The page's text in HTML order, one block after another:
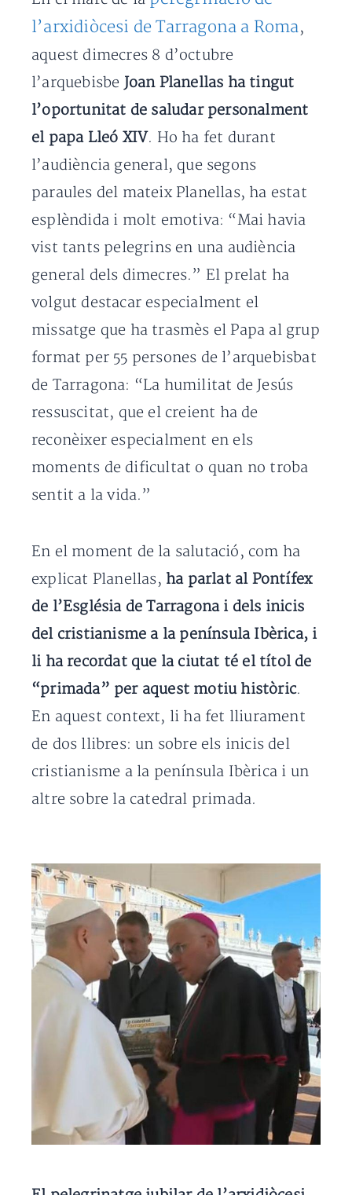
l’arxidiòcesi de Tarragona a Roma,
aquest dimecres 8 d’octubre
l’arquebisbe Joan Planellas ha tingut
l’oportunitat de saludar personalment
el papa Lleó XIV. Ho ha fet durant
l’audiència general, que segons
paraules del mateix Planellas, ha estat
esplèndida i molt emotiva: “Mai havia
vist tants pelegrins en una audiència
general dels dimecres.” El prelat ha
volgut destacar especialment el
missatge que ha trasmès el Papa al grup
format per 55 persones de l’arquebisbat
de Tarragona: “La humilitat de Jesús
ressuscitat, que el creient ha de
reconèixer especialment en els
moments de dificultat o quan no troba
sentit a la vida.”
En el moment de la salutació, com ha
explicat Planellas, ha parlat al Pontífex
de l’Església de Tarragona i dels inicis
del cristianisme a la península Ibèrica, i
li ha recordat que la ciutat té el títol de
“primada” per aquest motiu històric.
En aquest context, li ha fet lliurament
de dos llibres: un sobre els inicis del
cristianisme a la península Ibèrica i un
altre sobre la catedral primada.